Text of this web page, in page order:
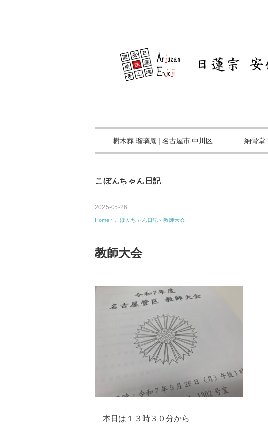
樹木葬 瑠璃庵 | 名古屋市 中川区 納骨堂
こぼんちゃん日記
2025-05-26
Home › こぼんちゃん日記 › 教師大会
教師大会
本日は１３時３０分から